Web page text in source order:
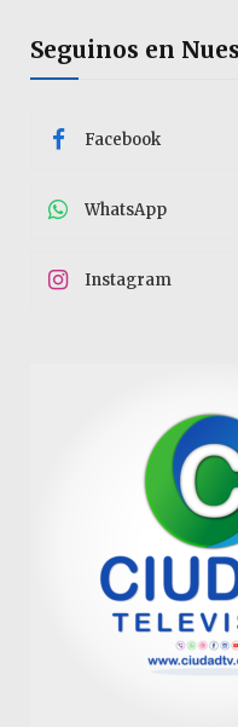
Seguinos en
Facebook
WhatsApp
Instagram